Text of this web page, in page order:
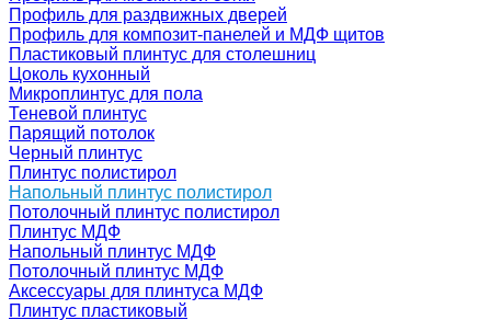
Профиль для раздвижных дверей
Профиль для композит-панелей и МДФ щитов
Пластиковый плинтус для столешниц
Цоколь кухонный
Микроплинтус для пола
Теневой плинтус
Парящий потолок
Черный плинтус
Плинтус полистирол
Напольный плинтус полистирол
Потолочный плинтус полистирол
Плинтус МДФ
Напольный плинтус МДФ
Потолочный плинтус МДФ
Аксессуары для плинтуса МДФ
Плинтус пластиковый